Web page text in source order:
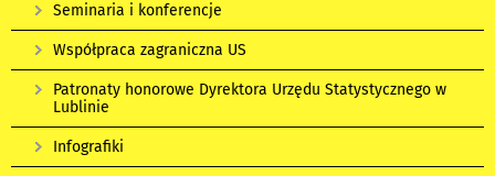
Seminaria i konferencje
Współpraca zagraniczna US
Patronaty honorowe Dyrektora Urzędu Statystycznego w
Lublinie
Infografiki